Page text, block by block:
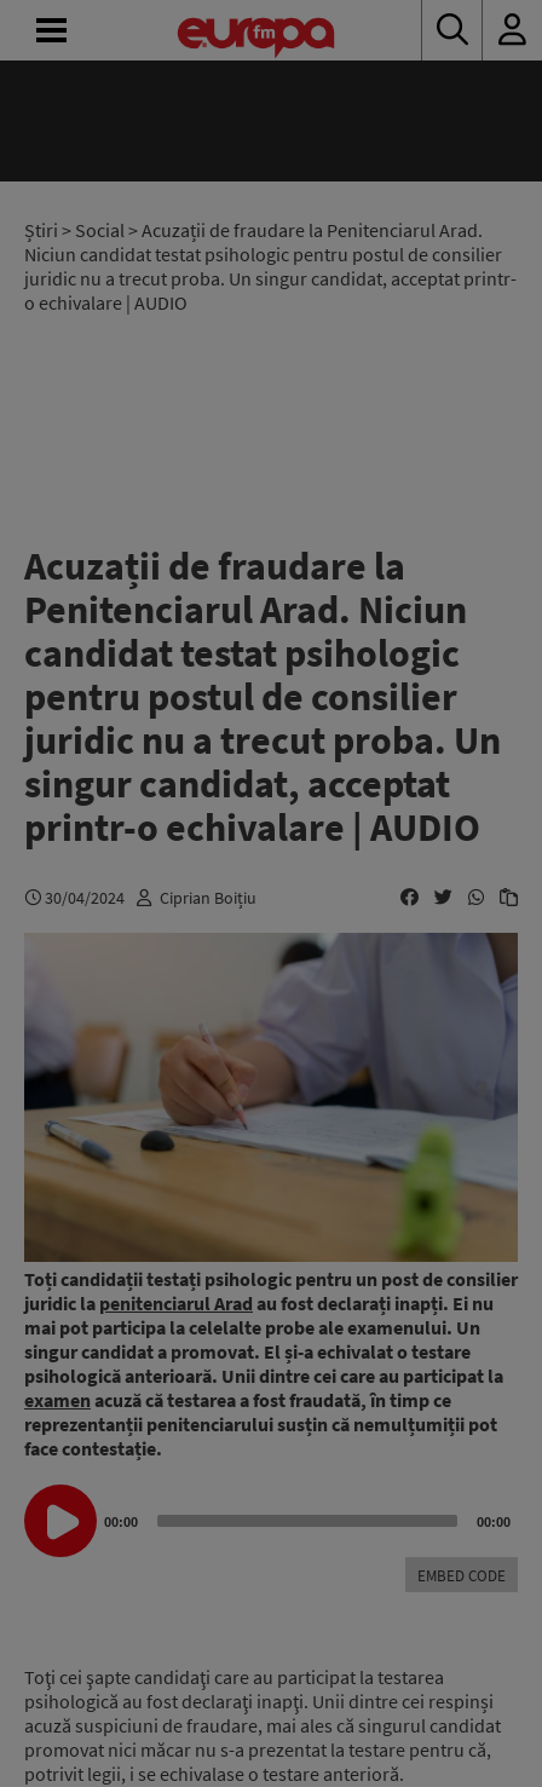
Știri > Social> Acuzații de fraudare la Penitenciarul Arad.
Niciun candidat testat psihologic pentru postul de consilier
juridic nu a trecut proba. Un singur candidat, acceptat printr-
o echivalare | AUDIO
Acuzații de fraudare la
Penitenciarul Arad. Niciun
candidat testat psihologic
pentru postul de consilier
juridic nu a trecut proba. Un
singur candidat, acceptat
printr-o echivalare | AUDIO
30/04/2024 Ciprian Boițiu
Toți candidații testați psihologic pentru un post de consilier
juridic la penitenciarul Arad au fost declarați inapți. Ei nu
mai pot participa la celelalte probe ale examenului. Un
singur candidat a promovat. El și-a echivalat o testare
psihologică anterioară. Unii dintre cei care au participat la
examen acuză că testarea a fost fraudată, în timp ce
reprezentanții penitenciarului susțin că nemulțumiții pot
face contestație.
Audio
Player
00:00 00:00
EMBED CODE
Toţi cei şapte candidaţi care au participat la testarea
psihologică au fost declaraţi inapţi. Unii dintre cei respinși
acuză suspiciuni de fraudare, mai ales că singurul candidat
promovat nici măcar nu s-a prezentat la testare pentru că,
potrivit legii, i se echivalase o testare anterioră.
RADIO
CONCURSURI